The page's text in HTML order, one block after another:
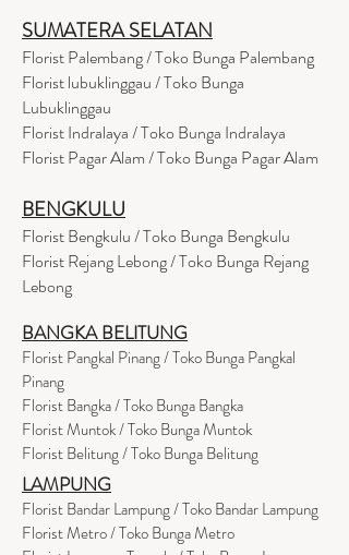
SUMATERA SELATAN
Florist Palembang / Toko Bunga Palembang
Florist lubuklinggau / Toko Bunga
Lubuklinggau
Florist Indralaya / Toko Bunga Indralaya
Florist Pagar Alam / Toko Bunga Pagar Alam
BENGKULU
Florist Bengkulu / Toko Bunga Bengkulu
Florist Rejang Lebong / Toko Bunga Rejang
Lebong
BANGKA BELITUNG
Florist Pangkal Pinang / Toko Bunga Pangkal
Pinang
Florist Bangka / Toko Bunga Bangka
Florist Muntok / Toko Bunga Muntok
Florist Belitung / Toko Bunga Belitung
LAMPUNG
Florist Bandar Lampung / Toko Bandar Lampung
Florist Metro / Toko Bunga Metro